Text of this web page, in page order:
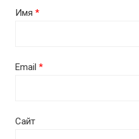
Имя *
Email *
Сайт